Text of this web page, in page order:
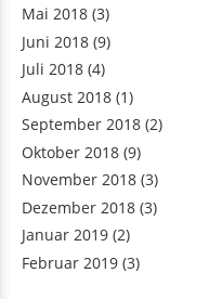
(9)
Juli 2018
(4)
August 2018
September 2018
Oktober 2018
November 2018 (3)
(3)
Februar 2019 (3)